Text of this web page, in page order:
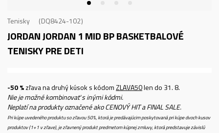
Tenisky DQ8424-102
JORDAN JORDAN 1 MID BPBASKETBALOVÉ
TENISKY PRE DETI
-50 %zľava na druhý kúsok s kódomZLAVA50len do 31. 8.
Nie je možné kombinovať s inými kódmi.
Neplatí na produkty označené ako CENOVÝ HIT a FINAL SALE.
Pri kúpe uvedeného produktu so zľavou 50%, ktorá je predávajúcim poskytovaná pri kúpe dvoch kusov
produktov (1+1 v zľave), je zľavnený produkt predmetom kúpnej zmluvy, ktorá predstavuje závislú